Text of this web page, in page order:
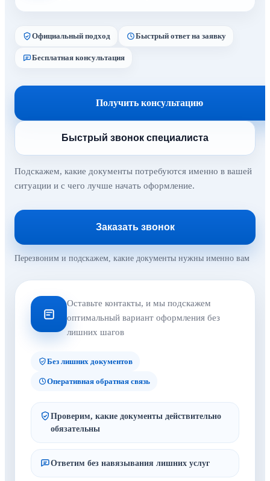
Официальный подход Быстрый ответ на заявку
Бесплатная консультация
Получить консультацию
Быстрый звонок специалиста
Подскажем, какие документы потребуются именно в вашей
ситуации и с чего лучше начать оформление.
Заказать звонок
Перезвоним и подскажем, какие документы нужны именно вам
Оставьте контакты, и мы подскажем
оптимальный вариант оформления без
лишних шагов
Без лишних документов
Оперативная обратная связь
Проверим, какие документы действительно
обязательны
Ответим без навязывания лишних услуг